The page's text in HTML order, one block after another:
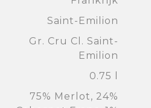
Saint-Emilion
Gr. Cru Cl. Saint-
Emilion
0.75 l
75% Merlot, 24%